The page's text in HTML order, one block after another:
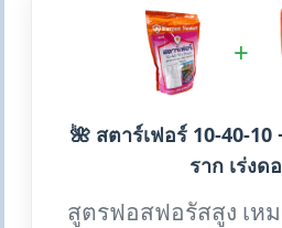
+
🌺 สตาร์เฟอร์ 10-40-10
ราก เร่งด
สูตรฟอสฟอรัสสูง เห